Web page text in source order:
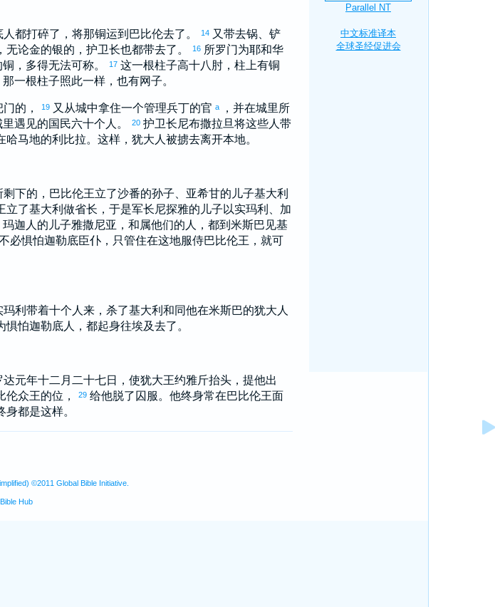
人都打碎了，将那铜运到 巴比伦去了。 14 又带去锅、铲
无论金的银的，护卫长也都带去了。 16 所罗门为耶和华
，多得无法可称。
17 这一根柱子高十八肘，柱上有铜
一根柱子照此一样，也有网子。
的， 19 又从城中拿住一个管理兵丁的官 a
，并在城里所
遇见的国民六十个人。
20 护卫长尼布撒拉旦将这些人带
哈马地的利比拉。这样， 犹大 人被掳去离开本地。
剩下的， 巴比伦王立了沙番的孙子、 亚希甘的儿子基大利
立了基大利 做省长，于是军长尼探雅的儿子 以实玛利
加
玛迦 人的儿子雅撒尼亚 ，和属他们的人，都到 米斯巴 见基
必惧怕迦勒底臣仆，只管住在这地服侍巴比伦王，就可
玛利 带着十个人来，杀了基大利 和同他在米斯巴的犹大 人
惧怕迦勒底人，都起身往埃及去了。
达元年十二月二十七日，使犹大王约雅斤抬头，提他出
伦众王的位， 29 给他脱了囚服。他终身常在巴比伦王面
都是这样。
©2011 Global Bible Initiative.
Bible Hub